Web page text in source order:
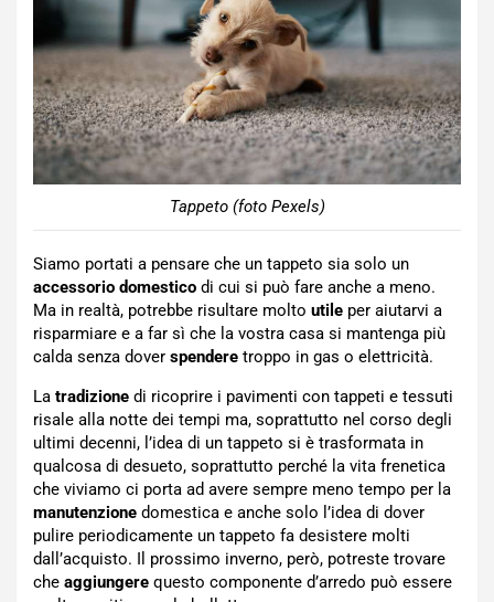
Tappeto (foto Pexels)
Siamo portati a pensare che un tappeto sia solo un
accessorio domestico di cui si può fare anche a meno.
Ma in realtà, potrebbe risultare molto utile per aiutarvi a
risparmiare e a far sì che la vostra casa si mantenga più
calda senza dover spendere troppo in gas o elettricità.
La tradizione di ricoprire i pavimenti con tappeti e tessuti
risale alla notte dei tempi ma, soprattutto nel corso degli
ultimi decenni, l’idea di un tappeto si è trasformata in
qualcosa di desueto, soprattutto perché la vita frenetica
che viviamo ci porta ad avere sempre meno tempo per la
manutenzione domestica e anche solo l’idea di dover
pulire periodicamente un tappeto fa desistere molti
dall’acquisto. Il prossimo inverno, però, potreste trovare
che aggiungere questo componente d’arredo può essere